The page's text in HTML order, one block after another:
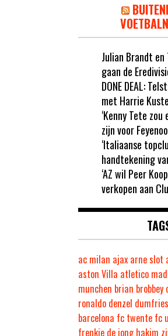
Julian Brandt
gaan de
DONE DEAL:
met Harrie
‘Kenny Tete
zijn voor
‘Italiaanse
handtekening
‘AZ wil Peer
verkopen aan
ac milan ajax arne slot
aston Villa atletico
munchen brian brobbey
ronaldo denzel dumfries
barcelona fc twente fc
frenkie de jong hakim